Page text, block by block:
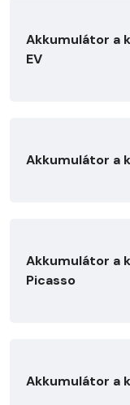
Akkumulátor a
EV
Akkumulátor a
Akkumulátor a
Picasso
Akkumulátor a